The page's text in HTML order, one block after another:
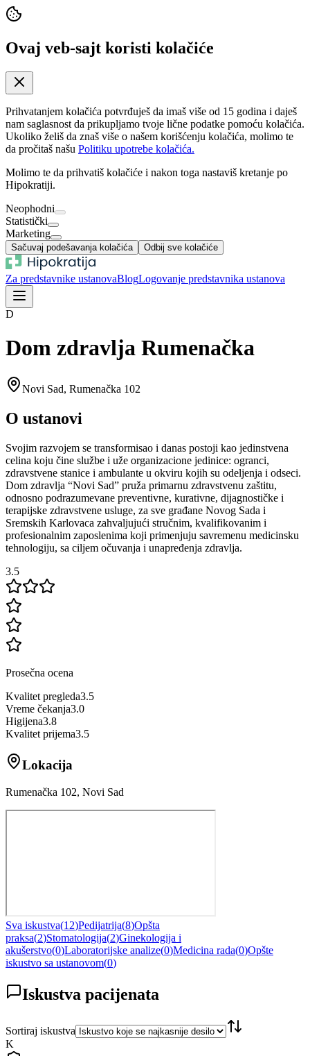
Ovaj veb-sajt koristi kolačiće
Prihvatanjem kolačića potvrđuješ da imaš više od 15 godina i daješ
nam saglasnost da prikupljamo tvoje lične podatke pomoću kolačića.
Ukoliko želiš da znaš više o našem korišćenju kolačića, molimo te
da pročitaš našu Politiku upotrebe kolačića.
Molimo te da prihvatiš kolačiće i nakon toga nastaviš kretanje po
Hipokratiji.
Neophodni
Statistički
Marketing
Sačuvaj podešavanja kolačića Odbij sve kolačiće
Za predstavnike ustanovaBlogLogovanje predstavnika ustanova
D
Dom zdravlja Rumenačka
Novi Sad, Rumenačka 102
O ustanovi
Svojim razvojem se transformisao i danas postoji kao jedinstvena
celina koju čine službe i uže organizacione jedinice: ogranci,
zdravstvene stanice i ambulante u okviru kojih su odeljenja i odseci.
Dom zdravlja “Novi Sad” pruža primarnu zdravstvenu zaštitu,
odnosno podrazumevane preventivne, kurativne, dijagnostičke i
terapijske zdravstvene usluge, za sve građane Novog Sada i
Sremskih Karlovaca zahvaljujući stručnim, kvalifikovanim i
profesionalnim zaposlenima koji primenjuju savremenu medicinsku
tehnologiju, sa ciljem očuvanja i unapređenja zdravlja.
3.5
Prosečna ocena
Kvalitet pregleda3.5
Vreme čekanja3.0
Higijena3.8
Kvalitet prijema3.5
Lokacija
Rumenačka 102, Novi Sad
Sva iskustva(12)Pedijatrija(8)Opšta
praksa(2)Stomatologija(2)Ginekologija i
akušerstvo(0)Laboratorijske analize(0)Medicina rada(0)Opšte
iskustvo sa ustanovom(0)
Iskustva pacijenata
Sortiraj iskustva
K